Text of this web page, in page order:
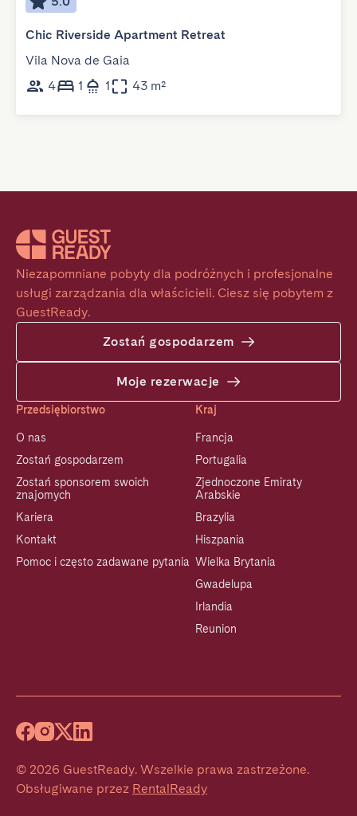
Chic Riverside Apartment Retreat
Vila Nova de Gaia
4
1 1 43 m²
Niezapomniane pobyty dla podróżnych i profesjonalne
usługi zarządzania dla właścicieli. Ciesz się pobytem z
GuestReady.
Zostań gospodarzem
Moje rezerwacje
Przedsiębiorstwo
O nas
Zostań gospodarzem
Zostań sponsorem swoich
znajomych
Kariera
Kontakt
Pomoc i często zadawane pytania
Kraj
Francja
Portugalia
Zjednoczone Emiraty
Arabskie
Brazylia
Hiszpania
Wielka Brytania
Gwadelupa
Irlandia
Reunion
© 2026 GuestReady. Wszelkie prawa zastrzeżone.
Obsługiwane przez RentalReady